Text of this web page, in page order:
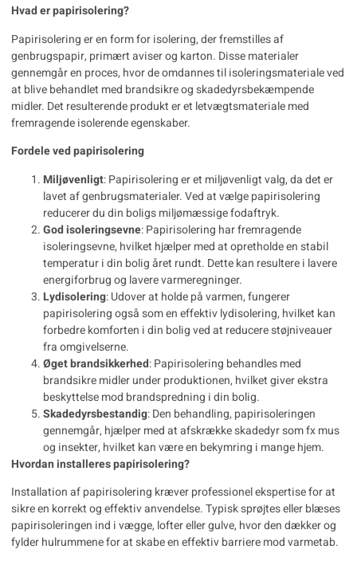
Hvad er papirisolering?
Papirisoleringer en form for isolering, der fremstilles af
genbrugspapir, primært aviser og karton. Disse materialer
gennemgår en proces, hvor de omdannes til isoleringsmateriale ved
at blive behandlet med brandsikre og skadedyrsbekæmpende
midler. Det resulterende produkt er et letvægtsmateriale med
fremragende isolerende egenskaber.
Fordele ved papirisolering
Miljøvenligt: Papirisolering er et miljøvenligt valg, da det er
lavet af genbrugsmaterialer. Ved at vælge papirisolering
reducerer du din boligs miljømæssige fodaftryk.
God isoleringsevne: Papirisolering har fremragende
isoleringsevne, hvilket hjælper med at opretholde en stabil
temperatur i din bolig året rundt. Dette kan resultere i lavere
energiforbrug og lavere varmeregninger.
Lydisolering: Udover at holde på varmen, fungerer
papirisolering også som en effektiv lydisolering, hvilket kan
forbedre komforten i din bolig ved at reducere støjniveauer
fra omgivelserne.
Øget brandsikkerhed: Papirisolering behandles med
brandsikre midler under produktionen, hvilket giver ekstra
beskyttelse mod brandspredning i din bolig.
Skadedyrsbestandig: Den behandling, papirisoleringen
gennemgår, hjælper med at afskrække skadedyr som fx mus
og insekter, hvilket kan være en bekymring i mange hjem.
Hvordan installeres papirisolering?
Installation af papirisolering kræver professionel ekspertise for at
sikre en korrekt og effektiv anvendelse. Typisk sprøjtes eller blæses
papirisoleringen ind i vægge, lofter eller gulve, hvor den dækker og
fylder hulrummene for at skabe en effektiv barriere mod varmetab.